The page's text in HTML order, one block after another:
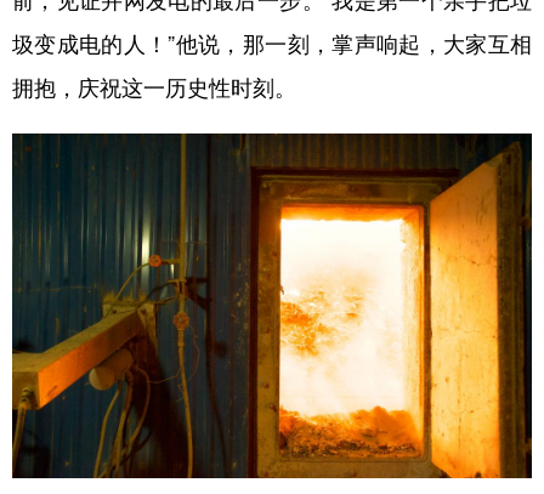
圾变成电的人！”他说，那一刻，掌声响起，大家互相
拥抱，庆祝这一历史性时刻。